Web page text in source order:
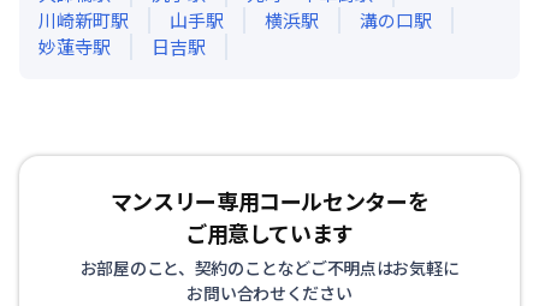
川崎新町駅 山手駅 横浜駅 溝の口駅
妙蓮寺駅 日吉駅
マンスリー専用コールセンターを
ご用意しています
お部屋のこと、契約のことなどご不明点はお気軽に
お問い合わせください